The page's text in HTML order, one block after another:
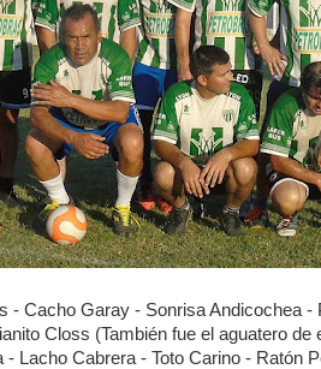
- Cacho Garay - Sonrisa Andicochea
Closs (También fue el aguatero de
Lacho Cabrera - Toto Carino - Ratón